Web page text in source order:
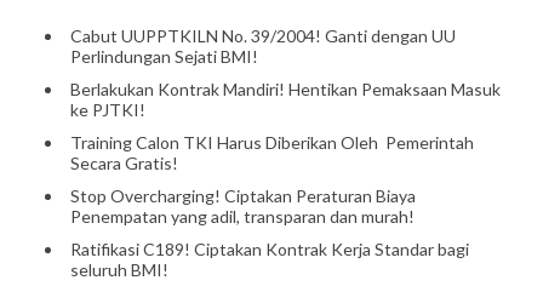
Cabut UUPPTKILN No. 39/2004! Ganti dengan UU
Perlindungan Sejati BMI!
Berlakukan Kontrak Mandiri! Hentikan Pemaksaan Masuk
ke PJTKI!
Training Calon TKI Harus Diberikan Oleh Pemerintah
Secara Gratis!
Stop Overcharging! Ciptakan Peraturan Biaya
Penempatan yang adil, transparan dan murah!
Ratifikasi C189! Ciptakan Kontrak Kerja Standar bagi
seluruh BMI!